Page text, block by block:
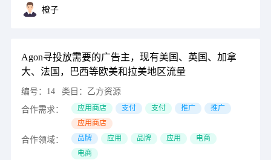
橙子
Agon寻投放需要的广告主，现有美国、英国、加拿
大、法国，巴西等欧美和拉美地区流量
编号： 14 类目： 乙方资源
合作需求：
应用商店 支付 支付 推广
推广
应用商店
合作领域： 品牌 应用 品牌 应用
电商
电商